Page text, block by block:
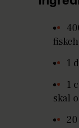
1
1
skal